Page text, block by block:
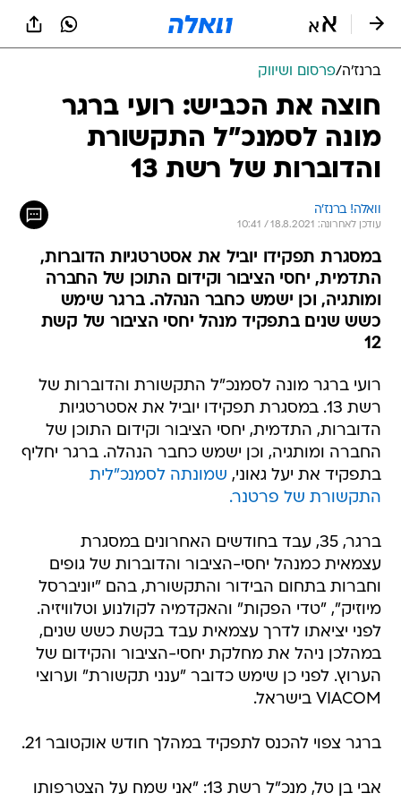
ברנז'ה/פרסום ושיווק
חוצה את הכביש: רועי ברגר
מונה לסמנכ"ל התקשורת
והדוברות של רשת 13
וואלה! ברנז'ה
עודכן לאחרונה: 18.8.2021 / 10:41
במסגרת תפקידו יוביל את אסטרטגיות הדוברות,
התדמית, יחסי הציבור וקידום התוכן של החברה
ומותגיה, וכן ישמש כחבר הנהלה. ברגר שימש
כשש שנים בתפקיד מנהל יחסי הציבור של קשת
12
רועי ברגר מונה לסמנכ"ל התקשורת והדוברות של
רשת 13. במסגרת תפקידו יוביל את אסטרטגיות
הדוברות, התדמית, יחסי הציבור וקידום התוכן של
החברה ומותגיה, וכן ישמש כחבר הנהלה. ברגר יחליף
בתפקיד את יעל גאוני, שמונתה לסמנכ"לית
התקשורת של פרטנר.
ברגר, 35, עבד בחודשים האחרונים במסגרת
עצמאית כמנהל יחסי-הציבור והדוברות של גופים
וחברות בתחום הבידור והתקשורת, בהם "יוניברסל
מיוזיק", "טדי הפקות" והאקדמיה לקולנוע וטלוויזיה.
לפני יציאתו לדרך עצמאית עבד בקשת כשש שנים,
במהלכן ניהל את מחלקת יחסי-הציבור והקידום של
הערוץ. לפני כן שימש כדובר "ענני תקשורת" וערוצי
VIACOM בישראל.
ברגר צפוי להכנס לתפקיד במהלך חודש אוקטובר 21.
אבי בן טל, מנכ"ל רשת 13: "אני שמח על הצטרפותו